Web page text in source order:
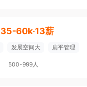
35-60k·13薪
发展空间大 扁平管理
500-999人